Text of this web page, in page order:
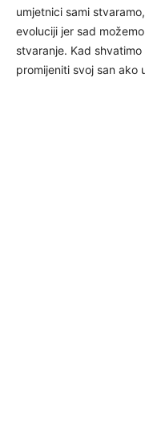
umjetnici sami
evoluciji jer sad
stvaranje. Kad
promijeniti svoj san ako